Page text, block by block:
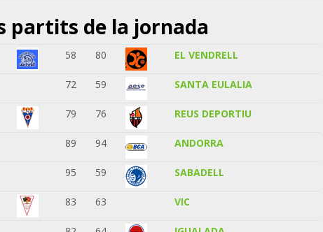
partits de la jornada
58 80 EL VENDRELL
72 59 SANTA EULALIA
79 76 REUS DEPORTIU
89 94 ANDORRA
95 59 SABADELL
83 63 VIC